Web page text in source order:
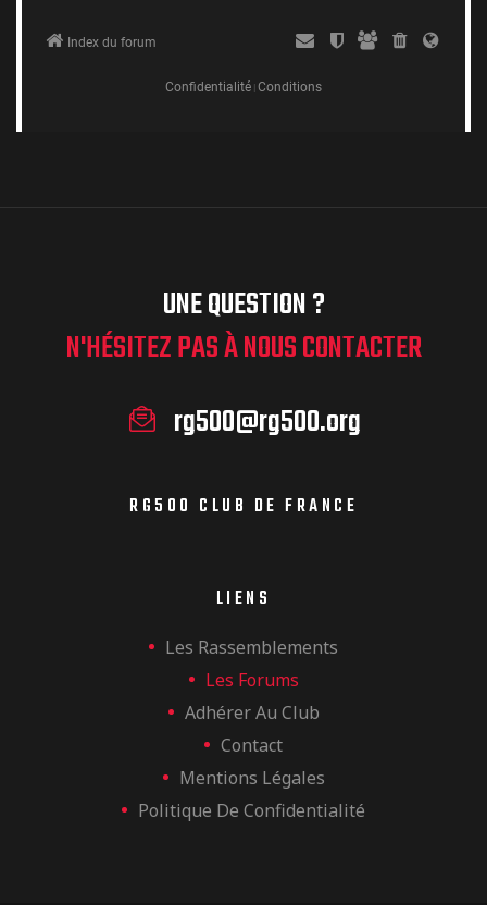
UNE QUESTION ?
N'HÉSITEZ PAS À NOUS CONTACTER
rg500@rg500.org
RG500 CLUB DE FRANCE
LIENS
Les Rassemblements
Les Forums
Adhérer Au Club
Contact
Mentions Légales
Politique De Confidentialité